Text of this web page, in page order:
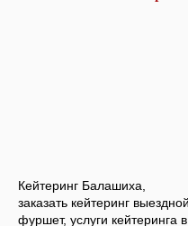
Кейтеринг Балашиха,
заказать кейтеринг выездной
фуршет, услуги кейтеринга в